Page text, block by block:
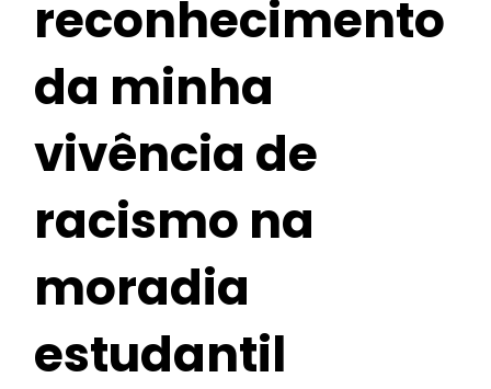
reconhecimento
da minha
vivência de
racismo na
moradia
estudantil